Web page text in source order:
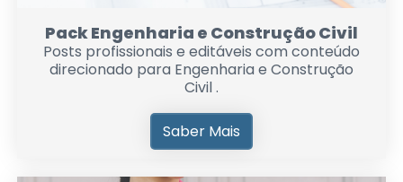
Pack Engenharia e Construção Civil
Posts profissionais e editáveis com conteúdo
direcionado para Engenharia e Construção
Civil .
Saber Mais